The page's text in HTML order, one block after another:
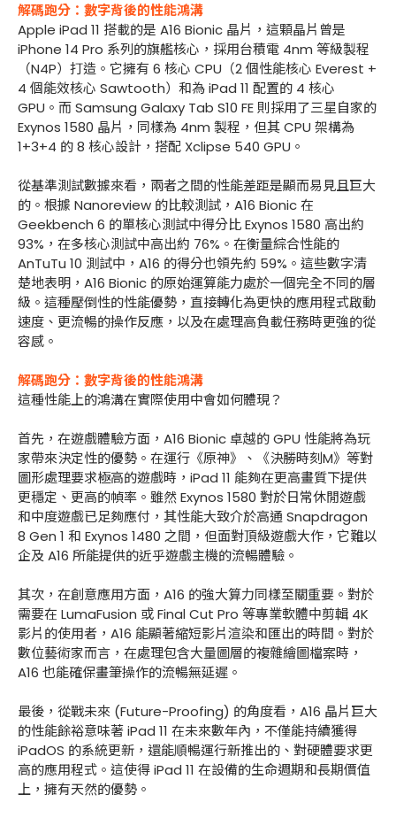
解碼跑分：數字背後的性能鴻溝
Apple iPad 11 搭載的是 A16 Bionic 晶片，這顆晶片曾是
iPhone 14 Pro 系列的旗艦核心，採用台積電 4nm 等級製程
（N4P）打造。它擁有 6 核心 CPU（2 個性能核心 Everest +
4 個能效核心 Sawtooth）和為 iPad 11 配置的 4 核心
GPU。而 Samsung Galaxy Tab S10 FE 則採用了三星自家的
Exynos 1580 晶片，同樣為 4nm 製程，但其 CPU 架構為
1+3+4 的 8 核心設計，搭配 Xclipse 540 GPU。
從基準測試數據來看，兩者之間的性能差距是顯而易見且巨大
的。根據 Nanoreview 的比較測試，A16 Bionic 在
Geekbench 6 的單核心測試中得分比 Exynos 1580 高出約
93%，在多核心測試中高出約 76%。在衡量綜合性能的
AnTuTu 10 測試中，A16 的得分也領先約 59%。這些數字清
楚地表明，A16 Bionic 的原始運算能力處於一個完全不同的層
級。這種壓倒性的性能優勢，直接轉化為更快的應用程式啟動
速度、更流暢的操作反應，以及在處理高負載任務時更強的從
容感。
解碼跑分：數字背後的性能鴻溝
這種性能上的鴻溝在實際使用中會如何體現？
首先，在遊戲體驗方面，A16 Bionic 卓越的 GPU 性能將為玩
家帶來決定性的優勢。在運行《原神》、《決勝時刻M》等對
圖形處理要求極高的遊戲時，iPad 11 能夠在更高畫質下提供
更穩定、更高的幀率。雖然 Exynos 1580 對於日常休閒遊戲
和中度遊戲已足夠應付，其性能大致介於高通 Snapdragon
8 Gen 1 和 Exynos 1480 之間，但面對頂級遊戲大作，它難以
企及 A16 所能提供的近乎遊戲主機的流暢體驗。
其次，在創意應用方面，A16 的強大算力同樣至關重要。對於
需要在 LumaFusion 或 Final Cut Pro 等專業軟體中剪輯 4K
影片的使用者，A16 能顯著縮短影片渲染和匯出的時間。對於
數位藝術家而言，在處理包含大量圖層的複雜繪圖檔案時，
A16 也能確保畫筆操作的流暢無延遲。
最後，從戰未來 (Future-Proofing) 的角度看，A16 晶片巨大
的性能餘裕意味著 iPad 11 在未來數年內，不僅能持續獲得
iPadOS 的系統更新，還能順暢運行新推出的、對硬體要求更
高的應用程式。這使得 iPad 11 在設備的生命週期和長期價值
上，擁有天然的優勢。